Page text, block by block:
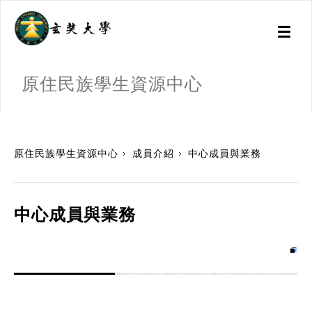
Toggle
原住民族學生資源中心
原住民族學生資源中心 成員介紹 中心成員與業務
中心成員與業務